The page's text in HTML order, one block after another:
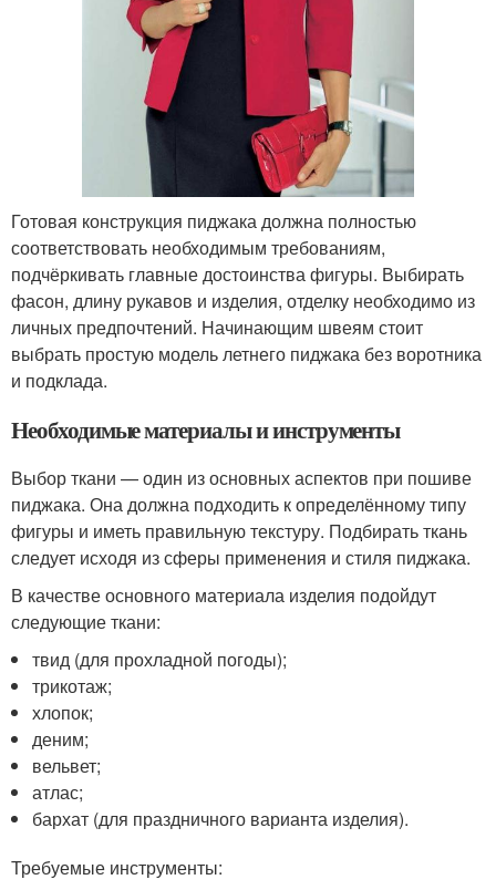
Готовая конструкция пиджака должна полностью
соответствовать необходимым требованиям,
подчёркивать главные достоинства фигуры. Выбирать
фасон, длину рукавов и изделия, отделку необходимо из
личных предпочтений. Начинающим швеям стоит
выбрать простую модель летнего пиджака без воротника
и подклада.
Необходимые материалы и инструменты
Выбор ткани — один из основных аспектов при пошиве
пиджака. Она должна подходить к определённому типу
фигуры и иметь правильную текстуру. Подбирать ткань
следует исходя из сферы применения и стиля пиджака.
В качестве основного материала изделия подойдут
следующие ткани:
твид (для прохладной погоды);
трикотаж;
хлопок;
деним;
вельвет;
атлас;
бархат (для праздничного варианта изделия).
Требуемые инструменты: